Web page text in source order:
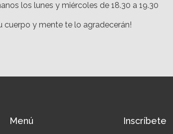
los lunes y miércoles de 18.30 a 19.30
cuerpo y mente te lo agradecerán!
Menú Inscríbete